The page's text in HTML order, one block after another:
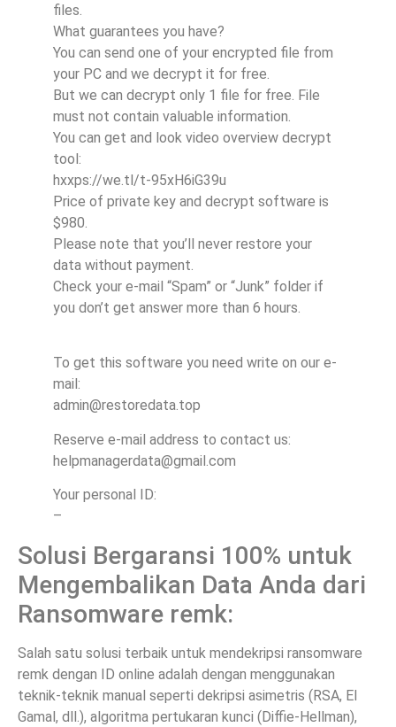
files.
What guarantees you have?
You can send one of your encrypted file from
your PC and we decrypt it for free.
But we can decrypt only 1 file for free. File
must not contain valuable information.
You can get and look video overview decrypt
tool:
hxxps://we.tl/t-95xH6iG39u
Price of private key and decrypt software is
$980.
Please note that you’ll never restore your
data without payment.
Check your e-mail “Spam” or “Junk” folder if
you don’t get answer more than 6 hours.
To get this software you need write on our e-
mail:
admin@restoredata.top
Reserve e-mail address to contact us:
helpmanagerdata@gmail.com
Your personal ID:
–
Solusi Bergaransi 100% untuk
Mengembalikan Data Anda dari
Ransomware remk:
Salah satu solusi terbaik untuk mendekripsi ransomware
remk dengan ID online adalah dengan menggunakan
teknik-teknik manual seperti dekripsi asimetris (RSA, El
Gamal, dll.), algoritma pertukaran kunci (Diffie-Hellman),